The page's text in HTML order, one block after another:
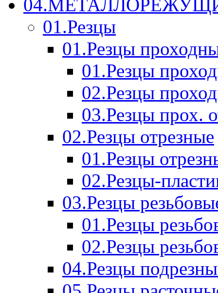
01.Резцы
01.Резцы
01.Резцы
02.Резцы
03.Резцы прох.
02.Резцы отрезные
01.Резцы
02.Резцы-
03.Резцы
01.Резцы
02.Резцы
04.Резцы